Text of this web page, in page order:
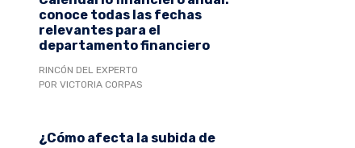
conoce todas las fechas
relevantes para el
departamento financiero
RINCÓN DEL EXPERTO
POR VICTORIA CORPAS
¿Cómo afecta la subida de